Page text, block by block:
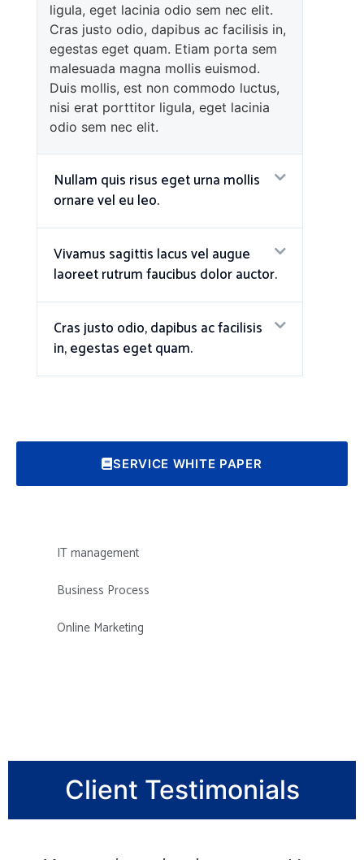
ligula, eget lacinia odio sem nec elit.
Cras justo odio, dapibus ac facilisis in,
egestas eget quam. Etiam porta sem
malesuada magna mollis euismod.
Duis mollis, est non commodo luctus,
nisi erat porttitor ligula, eget lacinia
odio sem nec elit.
Nullam quis risus eget urna mollis
ornare vel eu leo.
Vivamus sagittis lacus vel augue
laoreet rutrum faucibus dolor auctor.
Cras justo odio, dapibus ac facilisis
in, egestas eget quam.
SERVICE WHITE PAPER
IT management
Business Process
Online Marketing
Client Testimonials